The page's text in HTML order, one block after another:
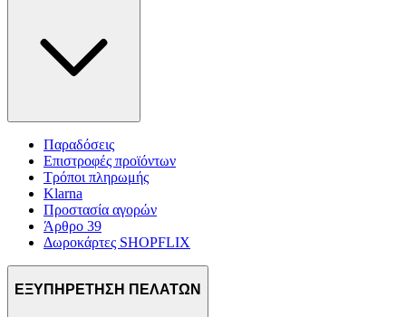
Παραδόσεις
Επιστροφές προϊόντων
Τρόποι πληρωμής
Klarna
Προστασία αγορών
Άρθρο 39
Δωροκάρτες SHOPFLIX
ΕΞΥΠΗΡΕΤΗΣΗ ΠΕΛΑΤΩΝ